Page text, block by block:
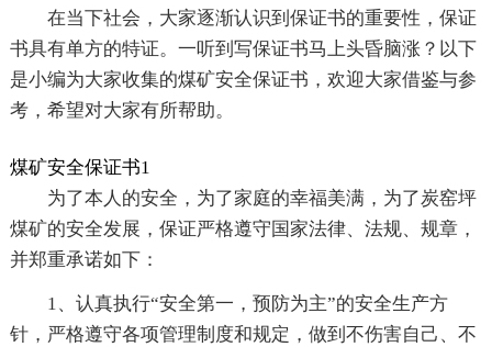
在当下社会，大家逐渐认识到保证书的重要性，保证
书具有单方的特证。一听到写保证书马上头昏脑涨？以下
是小编为大家收集的煤矿安全保证书，欢迎大家借鉴与参
考，希望对大家有所帮助。
煤矿安全保证书1
为了本人的安全，为了家庭的幸福美满，为了炭窑坪
煤矿的安全发展，保证严格遵守国家法律、法规、规章，
并郑重承诺如下：
1、认真执行“安全第一，预防为主”的安全生产方
针，严格遵守各项管理制度和规定，做到不伤害自己、不